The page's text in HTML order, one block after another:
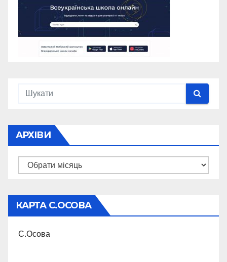
АРХІВИ
Архіви
КАРТА С.ОСОВА
С.Осова